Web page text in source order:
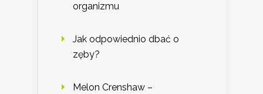
organizmu
Jak odpowiednio dbać o
zęby?
Melon Crenshaw –